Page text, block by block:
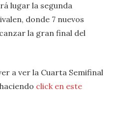
lugar la segunda
donde 7 nuevos
la gran final del
a ver la Cuarta Semifinal
click en este